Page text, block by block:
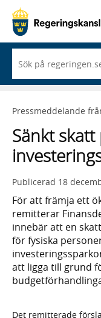
du
börjar
skriva
framträder
lista
med
sökförslag
Pressmeddelande
Sänkt skatt
Publicerad 18
För att främja ett
remitterar
innebär att en
för fysiska
att ligga till grund
Det remitterade